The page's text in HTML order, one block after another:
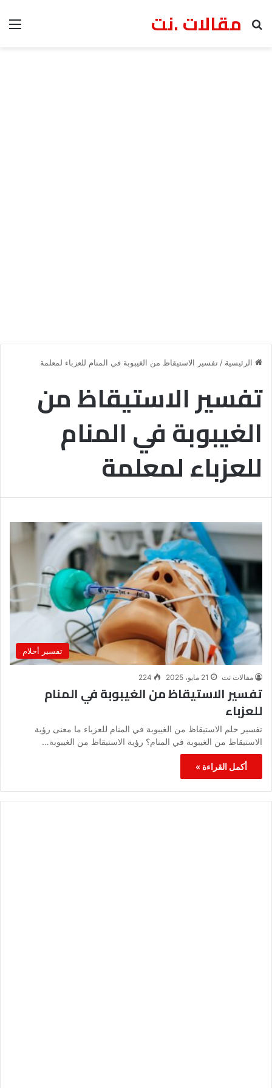
مقالات .نت
بحث عن
الرئيسية / تفسير الاستيقاظ من الغيبوبة في المنام للعزباء لمعلمة
تفسير الاستيقاظ من
الغيبوبة في المنام
للعزباء لمعلمة
تفسير أحلام
مقالات نت 21 مايو، 2025 224
تفسير الاستيقاظ من الغيبوبة في المنام
للعزباء
تفسير حلم الاستيقاظ من الغيبوبة في المنام للعزباء ما معنى رؤية
الاستيقاظ من الغيبوبة في المنام؟ رؤية الاستيقاظ من الغيبوبة…
أكمل القراءة »